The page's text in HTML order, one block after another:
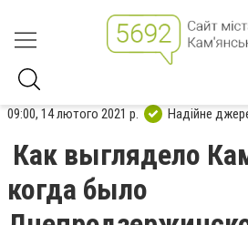
09:00, 14 лютого 2021 р. Надійне
Как выглядело
когда было